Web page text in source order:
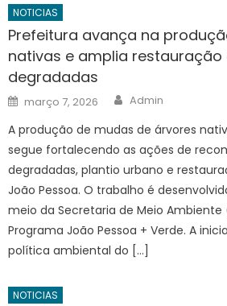
NOTICIAS
Prefeitura avança na
nativas e amplia restauração
degradadas
Posted
on
março 7, 2026 Author
Admin
A produção de mudas de árvores
segue fortalecendo as ações de
degradadas, plantio urbano e
João Pessoa. O trabalho é
meio da Secretaria de Meio
Programa João Pessoa + Verde. A
política ambiental do […]
NOTICIAS